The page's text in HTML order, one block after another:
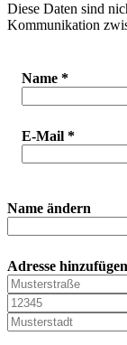
Diese Daten sind
Kommunikation
Name *
E-Mail *
Name ändern
Adresse